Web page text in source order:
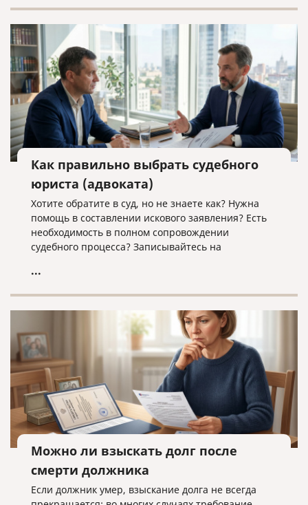
Как правильно выбрать судебного
юриста (адвоката)
Хотите обратите в суд, но не знаете как? Нужна
помощь в составлении искового заявления? Есть
необходимость в полном сопровождении
судебного процесса? Записывайтесь на
cлово» по адресу law@pravoislovo.ru
...
Можно ли взыскать долг после
смерти должника
Если должник умер, взыскание долга не всегда